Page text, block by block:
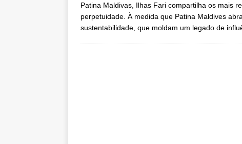
Patina Maldivas, Ilhas Fari compartilha os mais
perpetuidade. À medida que Patina Maldives
sustentabilidade, que moldam um legado de